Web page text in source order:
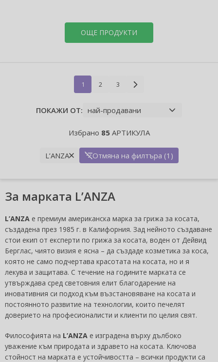
ОЩЕ ПРОДУКТИ
1 2 3
ПОКАЖИ ОТ:
Избрано 85АРТИКУЛА
L’ANZA Отмяна на филтъра (1)
За марката L’ANZA
L’ANZA е премиум американска марка за грижа за косата,
създадена през 1985 г. в Калифорния. Зад нейното създаване
стои екип от експерти по грижа за косата, воден от Дейвид
Берглас, чиято визия е ясна – да създаде козметика за коса,
която не само подчертава красотата на косата, но и я
лекува и защитава. С течение на годините марката се
утвърждава сред световния елит благодарение на
иновативния си подход към възстановяване на косата и
постоянното развитие на технологии, които печелят
доверието на професионалисти и клиенти по целия свят.
Философията на L’ANZA е изградена върху дълбоко
уважение към природата и здравето на косата. Ключова
стойност на марката е устойчивостта – всички продукти са